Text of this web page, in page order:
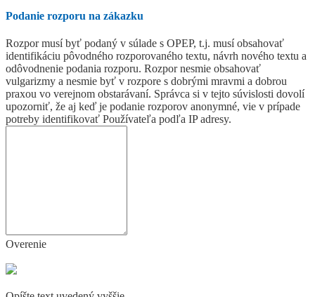
Podanie rozporu na zákazku
Rozpor musí byť podaný v súlade s OPEP, t.j. musí obsahovať
identifikáciu pôvodného rozporovaného textu, návrh nového textu a
odôvodnenie podania rozporu. Rozpor nesmie obsahovať
vulgarizmy a nesmie byť v rozpore s dobrými mravmi a dobrou
praxou vo verejnom obstarávaní. Správca si v tejto súvislosti dovolí
upozorniť, že aj keď je podanie rozporov anonymné, vie v prípade
potreby identifikovať Používateľa podľa IP adresy.
Overenie